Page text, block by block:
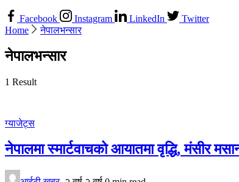
Facebook Instagram LinkedIn
Twitter
Home
नेपालभन्सार
नेपालभन्सार
1 Result
ग्याजेट्स
नेपालमा स्मार्टवाचको आयातमा वृद्धि, मंसीर